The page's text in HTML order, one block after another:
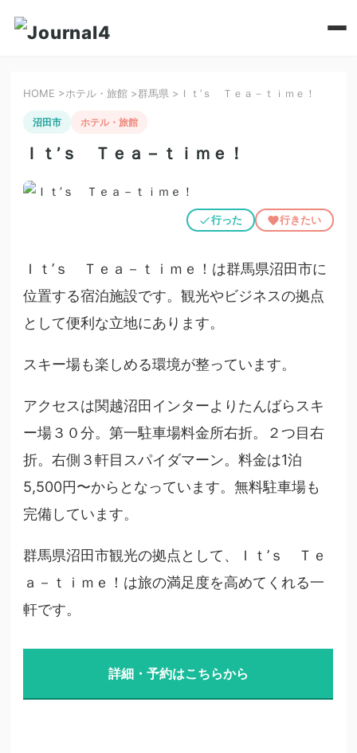
HOME >ホテル・旅館 >群馬県 > Ｉｔ’ｓ Ｔｅａ－ｔｉｍｅ！
沼田市 ホテル・旅館
Ｉｔ’ｓ Ｔｅａ－ｔｉｍｅ！
行った 行きたい
Ｉｔ’ｓ Ｔｅａ－ｔｉｍｅ！は群馬県沼田市に
位置する宿泊施設です。観光やビジネスの拠点
として便利な立地にあります。
スキー場も楽しめる環境が整っています。
アクセスは関越沼田インターよりたんばらスキ
ー場３０分。第一駐車場料金所右折。２つ目右
折。右側３軒目スパイダマーン。料金は1泊
5,500円〜からとなっています。無料駐車場も
完備しています。
群馬県沼田市観光の拠点として、Ｉｔ’ｓ Ｔｅ
ａ－ｔｉｍｅ！は旅の満足度を高めてくれる一
軒です。
詳細・予約はこちらから